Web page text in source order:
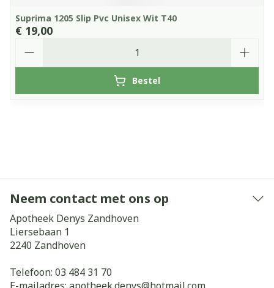
Suprima 1205 Slip Pvc Unisex Wit T40
€ 19,00
Bestel
Neem contact met ons op
Apotheek Denys Zandhoven
Liersebaan 1
2240 Zandhoven
Telefoon: 03 484 31 70